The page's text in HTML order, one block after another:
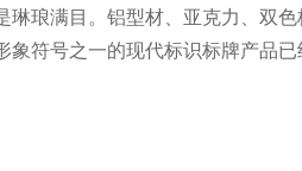
琅满目。铝型材、亚克力、双
符号之一的现代标识标牌产品